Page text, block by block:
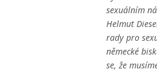
sexuálním
Helmut
rady pro
německé
se, že